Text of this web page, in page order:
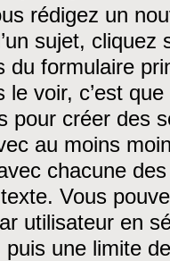
rédigez un
sujet, cliquez
du formulaire
le voir, c’est
pour créer des
au moins
chacune
Vous
utilisateur en
puis une limite